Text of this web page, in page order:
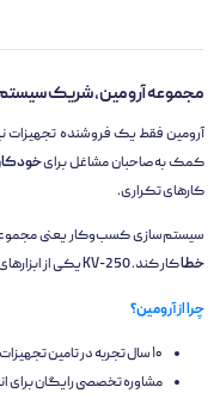
مجموعه آرومین، شریک
کمک به صاحبان مشاغل برای
کارهای تکراری.
سیستم‌سازی کسب‌وکار یعنی
خطاکار کند. KV-250 یکی از ابزارهای سخت‌افزاری این مسیر است.
چرا از آرومین؟
۱۰ سال تجربه در تامین تجهیزات سیستم‌سازی
مشاوره تخصصی رایگان برای